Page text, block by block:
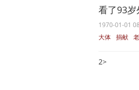
看了93
1970-01-01
大体 捐献
2>